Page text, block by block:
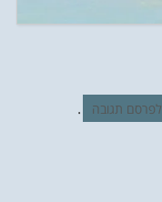
לפרסם תגובה .